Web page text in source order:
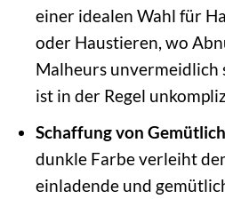
einer idealen Wahl für
oder Haustieren, wo
Malheurs unvermeidlich
ist in der Regel
Schaffung von
dunkle Farbe verleiht
einladende und